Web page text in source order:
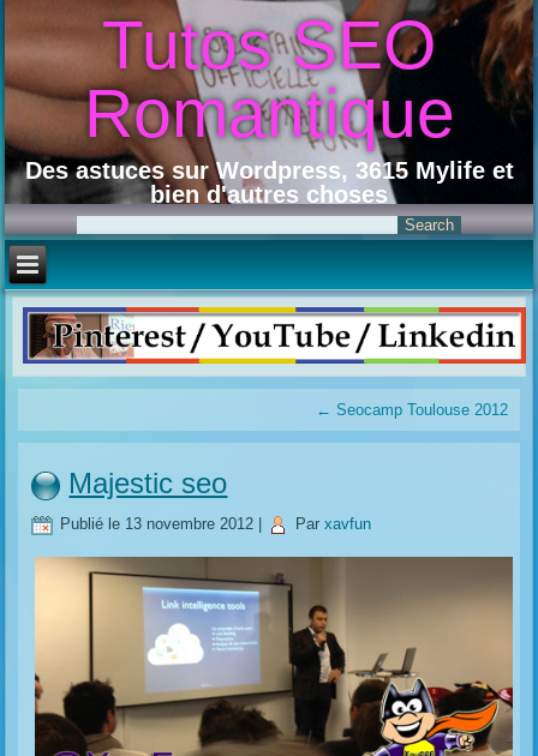
Tutos SEO
Romantique
Des astuces sur Wordpress, 3615 Mylife et
bien d'autres choses
← Seocamp Toulouse 2012
Majestic seo
Publié le 13 novembre 2012 Par xavfun